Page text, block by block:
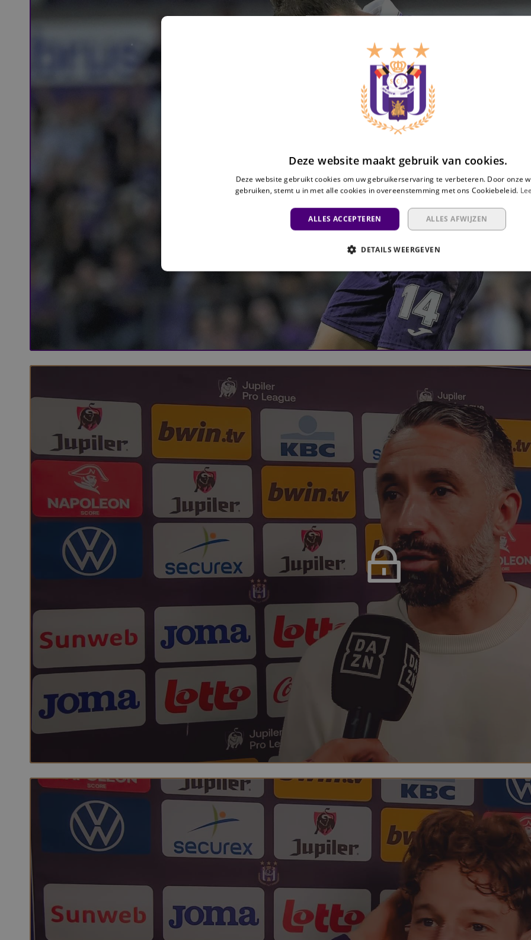
[NL] Verschaeren na RSCA - STVV
Deze website maakt gebruik van cookies.
Deze website gebruikt cookies om uw gebruikerservaring te verbeteren. Door onze
gebruiken, stemt u in met alle cookies in overeenstemming met ons Cookiebeleid.
ALLES ACCEPTEREN ALLES AFWIJZEN
DETAILS WEERGEVEN